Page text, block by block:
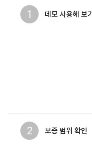
1 데모 사용해 보기
2 보증 범위 확인